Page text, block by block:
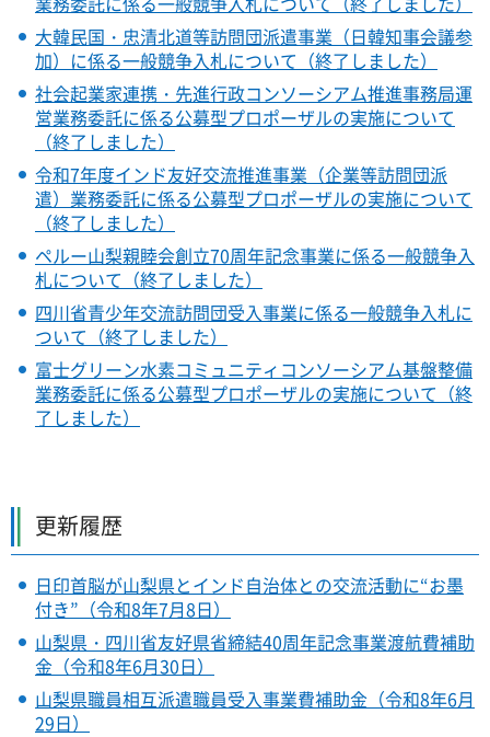
大韓民国・忠清北道等訪問団派遣事業（日韓知事会議参
加）に係る一般競争入札について（終了しました）
社会起業家連携・先進行政コンソーシアム推進事務局運
営業務委託に係る公募型プロポーザルの実施について
（終了しました）
令和7年度インド友好交流推進事業（企業等訪問団派
遣）業務委託に係る公募型プロポーザルの実施について
（終了しました）
ペルー山梨親睦会創立70周年記念事業に係る一般競争入
札について（終了しました）
四川省青少年交流訪問団受入事業に係る一般競争入札に
ついて（終了しました）
富士グリーン水素コミュニティコンソーシアム基盤整備
業務委託に係る公募型プロポーザルの実施について（終
了しました）
更新履歴
日印首脳が山梨県とインド自治体との交流活動に“お墨
付き”（令和8年7月8日）
山梨県・四川省友好県省締結40周年記念事業渡航費補助
金（令和8年6月30日）
山梨県職員相互派遣職員受入事業費補助金（令和8年6月
29日）